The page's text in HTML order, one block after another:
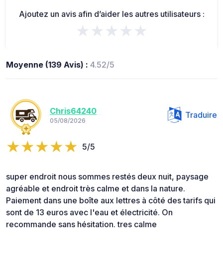
Ajoutez un avis afin d’aider les autres utilisateurs :
★★★★★
Moyenne (139 Avis) : 4.52/5
Chris64240
05/08/2026
Traduire
5/5
super endroit nous sommes restés deux nuit, paysage
agréable et endroit très calme et dans la nature.
Paiement dans une boîte aux lettres à côté des tarifs qui
sont de 13 euros avec l'eau et électricité. On
recommande sans hésitation. tres calme